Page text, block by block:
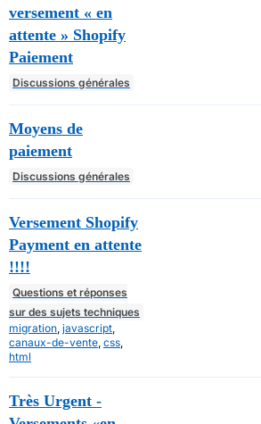
versement « en
attente » Shopify
Paiement
Discussions générales
Moyens de
paiement
Discussions générales
Versement Shopify
Payment en attente
!!!!
Questions et réponses
sur des sujets techniques
migration javascript
canaux-de-vente css
html
Très Urgent -